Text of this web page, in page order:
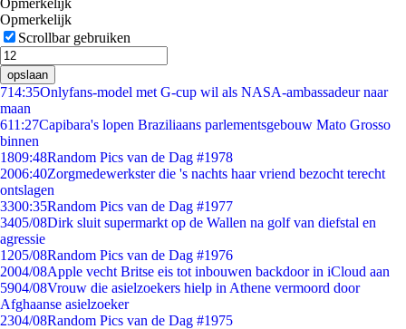
Opmerkelijk
Opmerkelijk
Scrollbar gebruiken
opslaan
714:35Onlyfans-model met G-cup wil als NASA-ambassadeur naar
maan
611:27Capibara's lopen Braziliaans parlementsgebouw Mato Grosso
binnen
1809:48Random Pics van de Dag #1978
2006:40Zorgmedewerkster die 's nachts haar vriend bezocht terecht
ontslagen
3300:35Random Pics van de Dag #1977
3405/08Dirk sluit supermarkt op de Wallen na golf van diefstal en
agressie
1205/08Random Pics van de Dag #1976
2004/08Apple vecht Britse eis tot inbouwen backdoor in iCloud aan
5904/08Vrouw die asielzoekers hielp in Athene vermoord door
Afghaanse asielzoeker
2304/08Random Pics van de Dag #1975